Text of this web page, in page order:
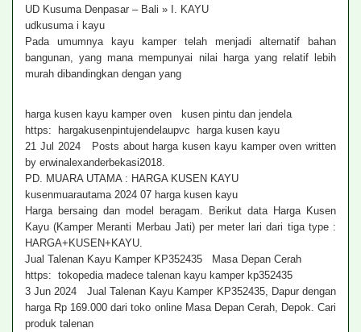
UD Kusuma Denpasar – Bali » I. KAYU
udkusuma i kayu
Pada umumnya kayu kamper telah menjadi alternatif bahan
bangunan, yang mana mempunyai nilai harga yang relatif lebih
murah dibandingkan dengan yang
harga kusen kayu kamper oven kusen pintu dan jendela
https: hargakusenpintujendelaupvc harga kusen kayu
21 Jul 2024 Posts about harga kusen kayu kamper oven written
by erwinalexanderbekasi2018.
PD. MUARA UTAMA : HARGA KUSEN KAYU
kusenmuarautama 2024 07 harga kusen kayu
Harga bersaing dan model beragam. Berikut data Harga Kusen
Kayu (Kamper Meranti Merbau Jati) per meter lari dari tiga type :
HARGA+KUSEN+KAYU.
Jual Talenan Kayu Kamper KP352435 Masa Depan Cerah
https: tokopedia madece talenan kayu kamper kp352435
3 Jun 2024 Jual Talenan Kayu Kamper KP352435, Dapur dengan
harga Rp 169.000 dari toko online Masa Depan Cerah, Depok. Cari
produk talenan